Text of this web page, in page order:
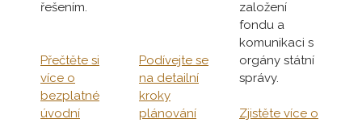
řešením.
Přečtěte si
více o
bezplatné
úvodní
Podívejte se
na detailní
kroky
plánování
založení
fondu a
komunikaci s
orgány státní
správy.
Zjistěte více o